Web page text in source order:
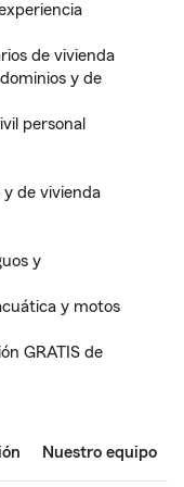
de vivienda
y de
personal
y de vivienda
y
y motos
GRATIS de
Nuestro equipo